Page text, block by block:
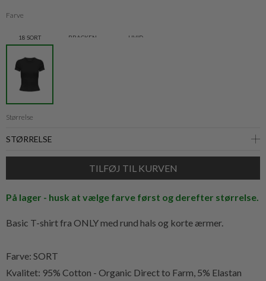
Farve
18 SORT BRACKEN HVID
Størrelse
På lager - husk at vælge farve først og derefter størrelse.
Basic T-shirt fra ONLY med rund hals og korte ærmer.
Farve: SORT
Kvalitet: 95% Cotton - Organic Direct to Farm, 5% Elastan